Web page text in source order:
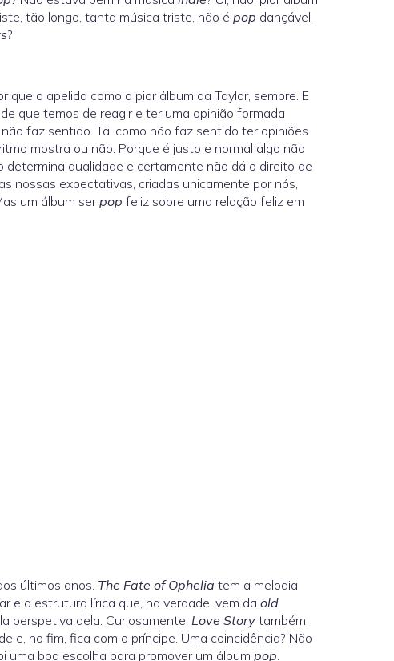
tão longo, tanta música triste, não é pop dançável,
?
o apelida como o pior álbum da Taylor, sempre. E
que temos de reagir e ter uma opinião formada
faz sentido. Tal como não faz sentido ter opiniões
mostra ou não. Porque é justo e normal algo não
qualidade e certamente não dá o direito de
nossas expectativas, criadas unicamente por nós,
um álbum serpop feliz sobre uma relação feliz em
últimos anos. The Fate of Ophelia tem a melodia
e a estrutura lírica que, na verdade, vem da old
perspetiva dela. Curiosamente, Love Story também
e, no fim, fica com o príncipe. Uma coincidência? Não
uma boa escolha para promover um álbum pop.